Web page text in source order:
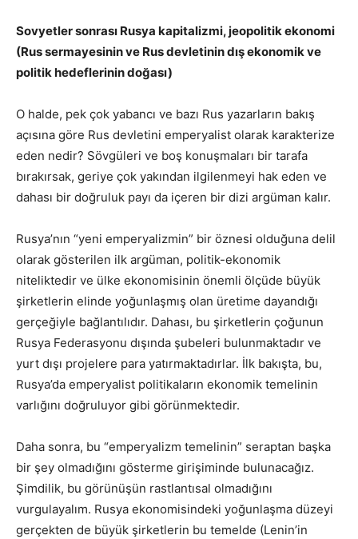
Sovyetler sonrası Rusya kapitalizmi, jeopolitik ekonomi
(Rus sermayesinin ve Rus devletinin dış ekonomik ve
politik hedeflerinin doğası)
O halde, pek çok yabancı ve bazı Rus yazarların bakış
açısına göre Rus devletini emperyalist olarak karakterize
eden nedir? Sövgüleri ve boş konuşmaları bir tarafa
bırakırsak, geriye çok yakından ilgilenmeyi hak eden ve
dahası bir doğruluk payı da içeren bir dizi argüman kalır.
Rusya’nın “yeni emperyalizmin” bir öznesi olduğuna delil
olarak gösterilen ilk argüman, politik-ekonomik
niteliktedir ve ülke ekonomisinin önemli ölçüde büyük
şirketlerin elinde yoğunlaşmış olan üretime dayandığı
gerçeğiyle bağlantılıdır. Dahası, bu şirketlerin çoğunun
Rusya Federasyonu dışında şubeleri bulunmaktadır ve
yurt dışı projelere para yatırmaktadırlar. İlk bakışta, bu,
Rusya’da emperyalist politikaların ekonomik temelinin
varlığını doğruluyor gibi görünmektedir.
Daha sonra, bu “emperyalizm temelinin” seraptan başka
bir şey olmadığını gösterme girişiminde bulunacağız.
Şimdilik, bu görünüşün rastlantısal olmadığını
vurgulayalım. Rusya ekonomisindeki yoğunlaşma düzeyi
gerçekten de büyük şirketlerin bu temelde (Lenin’in